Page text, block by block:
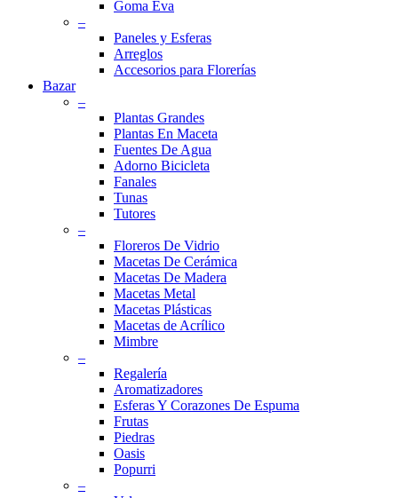
Goma Eva
–
Paneles y Esferas
Arreglos
Accesorios para Florerías
Bazar
–
Plantas Grandes
Plantas En Maceta
Fuentes De Agua
Adorno Bicicleta
Fanales
Tunas
Tutores
–
Floreros De Vidrio
Macetas De Cerámica
Macetas De Madera
Macetas Metal
Macetas Plásticas
Macetas de Acrílico
Mimbre
–
Regalería
Aromatizadores
Esferas Y Corazones De Espuma
Frutas
Piedras
Oasis
Popurri
–